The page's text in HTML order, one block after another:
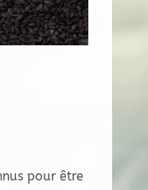
pour être